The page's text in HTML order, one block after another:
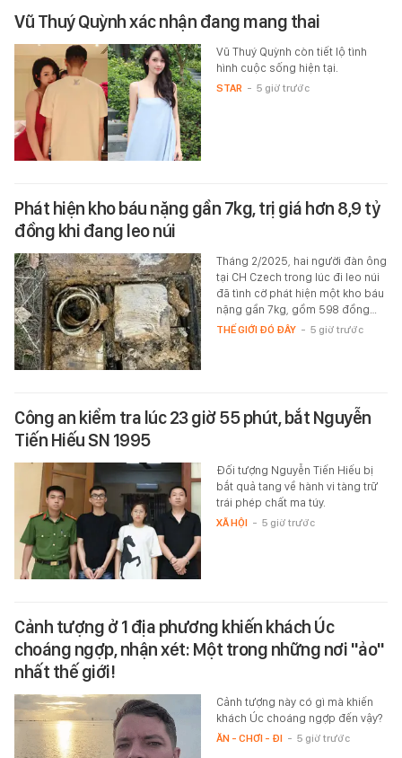
Vũ Thuý Quỳnh xác nhận đang mang thai
Vũ Thuý Quỳnh còn tiết lộ tình
hình cuộc sống hiện tại.
STAR - 5 giờ trước
Phát hiện kho báu nặng gần 7kg, trị giá hơn 8,9 tỷ
đồng khi đang leo núi
Tháng 2/2025, hai người đàn ông
tại CH Czech trong lúc đi leo núi
đã tình cờ phát hiện một kho báu
nặng gần 7kg, gồm 598 đồng…
THẾ GIỚI ĐÓ ĐÂY - 5 giờ trước
Công an kiểm tra lúc 23 giờ 55 phút, bắt Nguyễn
Tiến Hiếu SN 1995
Đối tượng Nguyễn Tiến Hiếu bị
bắt quả tang về hành vi tàng trữ
trái phép chất ma túy.
XÃ HỘI - 5 giờ trước
Cảnh tượng ở 1 địa phương khiến khách Úc
choáng ngợp, nhận xét: Một trong những nơi "ảo"
nhất thế giới!
Cảnh tượng này có gì mà khiến
khách Úc choáng ngợp đến vậy?
ĂN - CHƠI - ĐI - 5 giờ trước